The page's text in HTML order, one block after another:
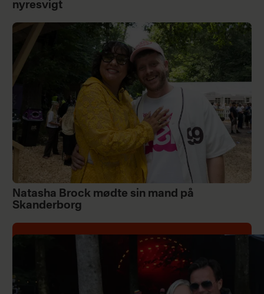
nyresvigt
Natasha Brock mødte sin mand på
Skanderborg